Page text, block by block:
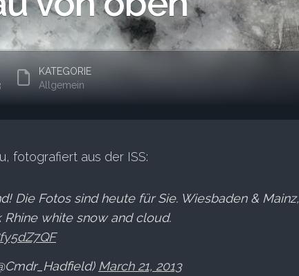
KATEGORIE
Allgemein
fotografiert aus der ISS:
Die Fotos sind heute für Sie. Wiesbaden & Mainz,
white snow and cloud.
March 21, 2013